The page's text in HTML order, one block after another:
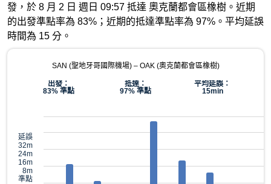
發，於 8 月 2 日 週日 09:57 抵達 奧克蘭都會區橡樹。近期
的出發準點率為 83%；近期的抵達準點率為 97%。平均延誤
時間為 15 分。
SAN (聖地牙哥國際機場) – OAK (奧克蘭都會區橡樹)
出發：
83% 準點
抵達：
97% 準點
平均延誤：
15min
延誤
32m
24m
16m
8m
準點